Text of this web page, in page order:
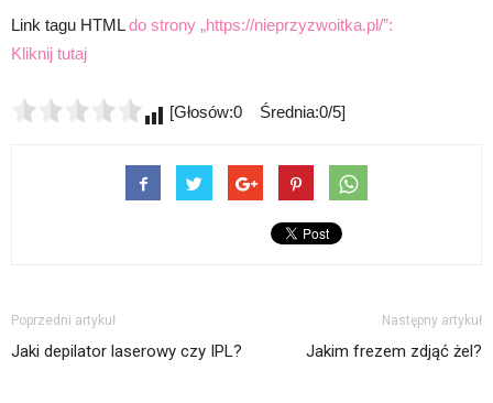
Link tagu HTMLdo strony „https://nieprzyzwoitka.pl/”:
Kliknij tutaj
[Głosów:0 Średnia:0/5]
Poprzedni artykuł
Jaki depilator laserowy czy IPL?
Następny artykuł
Jakim frezem zdjąć żel?